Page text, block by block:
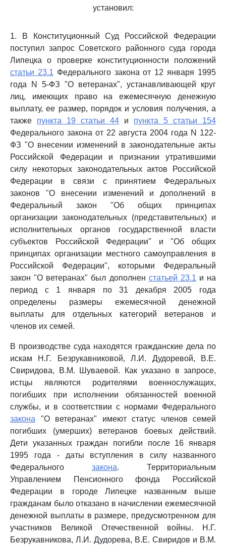
установил:
1. В Конституционный Суд Российской Федерации
поступил запрос Советского районного суда города
Липецка о проверке конституционности положений
статьи 23.1 Федерального закона от 12 января 1995
года N 5-ФЗ "О ветеранах", устанавливающей круг
лиц, имеющих право на ежемесячную денежную
выплату, ее размер, порядок и условия получения, а
также пункта 19 статьи 44 и пункта 5 статьи 154
Федерального закона от 22 августа 2004 года N 122-
ФЗ "О внесении изменений в законодательные акты
Российской Федерации и признании утратившими
силу некоторых законодательных актов Российской
Федерации в связи с принятием Федеральных
законов "О внесении изменений и дополнений в
Федеральный закон "Об общих принципах
организации законодательных (представительных) и
исполнительных органов государственной власти
субъектов Российской Федерации" и "Об общих
принципах организации местного самоуправления в
Российской Федерации", которыми Федеральный
закон "О ветеранах" был дополнен статьей 23.1 и на
период с 1 января по 31 декабря 2005 года
определены размеры ежемесячной денежной
выплаты для отдельных категорий ветеранов и
членов их семей.
В производстве суда находятся гражданские дела по
искам Н.Г. Безрукавниковой, Л.И. Дудоревой, В.Е.
Свиридова, В.М. Шуваевой. Как указано в запросе,
истцы являются родителями военнослужащих,
погибших при исполнении обязанностей военной
службы, и в соответствии с нормами Федерального
закона "О ветеранах" имеют статус членов семей
погибших (умерших) ветеранов боевых действий.
Дети указанных граждан погибли после 16 января
1995 года - даты вступления в силу названного
Федерального закона. Территориальным
Управлением Пенсионного фонда Российской
Федерации в городе Липецке названным выше
гражданам было отказано в начислении ежемесячной
денежной выплаты в размере, предусмотренном для
участников Великой Отечественной войны. Н.Г.
Безрукавникова, Л.И. Дудорева, В.Е. Свиридов и В.М.